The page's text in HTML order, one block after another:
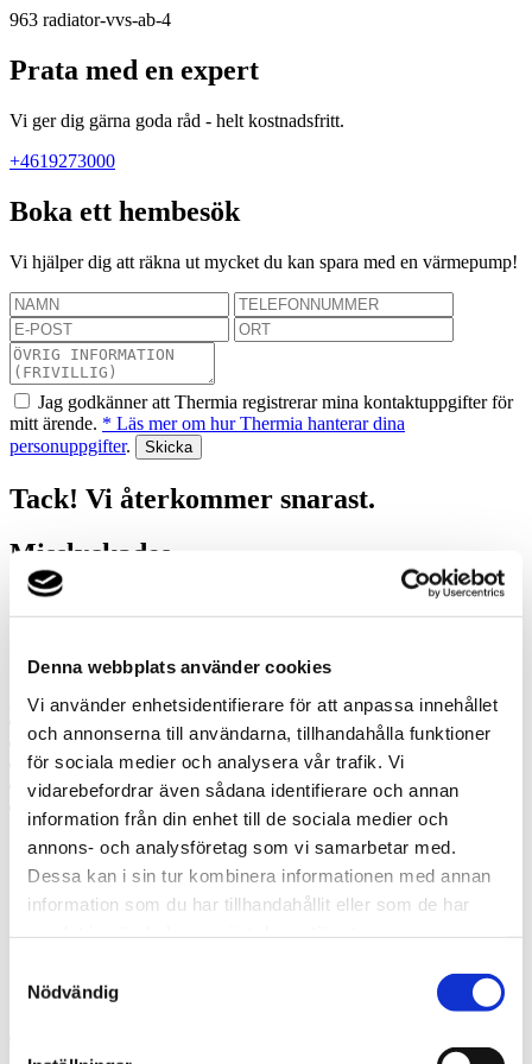
Denna webbplats använder cookies
Vi använder enhetsidentifierare för att anpassa innehållet
och annonserna till användarna, tillhandahålla funktioner
för sociala medier och analysera vår trafik. Vi
vidarebefordrar även sådana identifierare och annan
information från din enhet till de sociala medier och
annons- och analysföretag som vi samarbetar med.
Dessa kan i sin tur kombinera informationen med annan
information som du har tillhandahållit eller som de har
Nödvändig
963 radiator-vvs-ab-4
Prata med en expert
Vi ger dig gärna goda råd - helt kostnadsfritt.
+4619273000
Boka ett hembesök
Vi hjälper dig att räkna ut mycket du kan spara med en värmepump!
Jag godkänner att Thermia registrerar mina kontaktuppgifter för
mitt ärende. * Läs mer om hur Thermia hanterar dina
personuppgifter.
Tack! Vi återkommer snarast.
Misslyckades
Ring oss
Ring oss om du har några frågor!
+4619273000
Begär offert
Kontakta mig
Boka hembesök
Prata med en expert
Kontakta mig
Boka hembesök